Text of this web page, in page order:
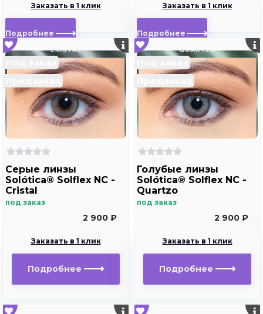
Заказать в 1 клик
Подробнее
Заказать в 1 клик
Подробнее
Серые линзы
Solótica® Solflex NC -
Cristal
под заказ
2 900 ₽
Заказать в 1 клик
Подробнее
Голубые линзы
Solótica® Solflex NC -
Quartzo
под заказ
2 900 ₽
Заказать в 1 клик
Подробнее